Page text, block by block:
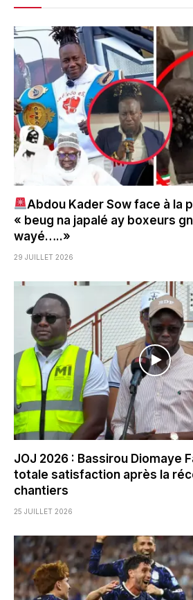
Abdou Kader Sow face à la
« beug na japalé ay boxeurs
wayé…..»
29 JUILLET 2026
JOJ 2026 : Bassirou Diomaye
totale satisfaction après la
chantiers
25 JUILLET 2026